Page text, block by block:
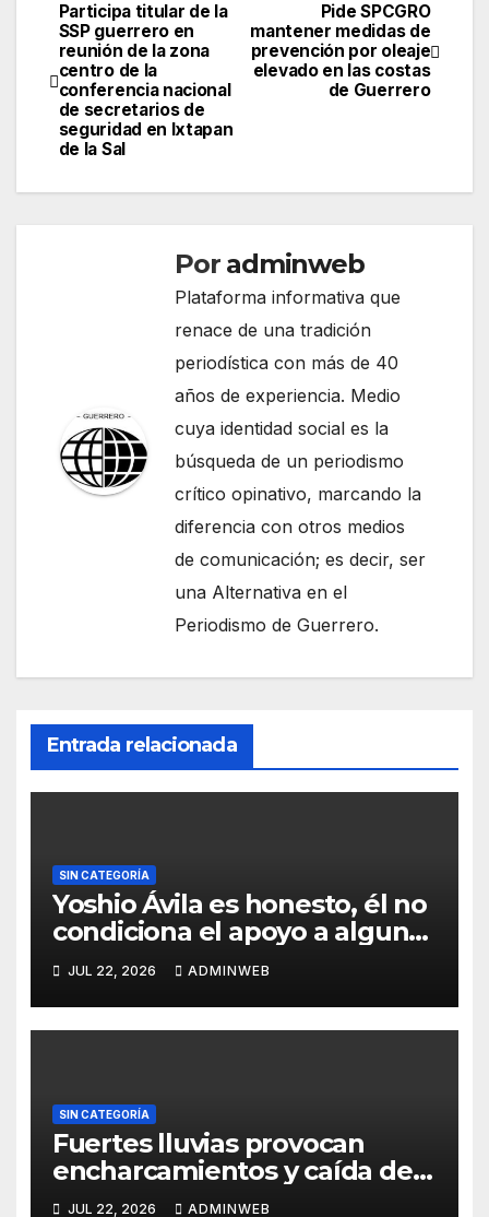
Navegación
de
entradas
Pide SPCGRO
mantener medidas de
prevención por oleaje
elevado en las costas
de Guerrero
Participa titular de la
SSP guerrero en
reunión de la zona
centro de la
conferencia nacional
de secretarios de
seguridad en Ixtapan
de la Sal
Por adminweb
Plataforma informativa que
renace de una tradición
periodística con más de 40
años de experiencia. Medio
cuya identidad social es la
búsqueda de un periodismo
crítico opinativo, marcando la
diferencia con otros medios
de comunicación; es decir, ser
una Alternativa en el
Periodismo de Guerrero.
Entrada relacionada
SIN CATEGORÍA
Yoshio Ávila es honesto, él no
condiciona el apoyo a alguna
figura política por una
candidatura
JUL 22, 2026 ADMINWEB
SIN CATEGORÍA
Fuertes lluvias provocan
encharcamientos y caída de
un árbol, sin daños graves en
JUL 22, 2026 ADMINWEB